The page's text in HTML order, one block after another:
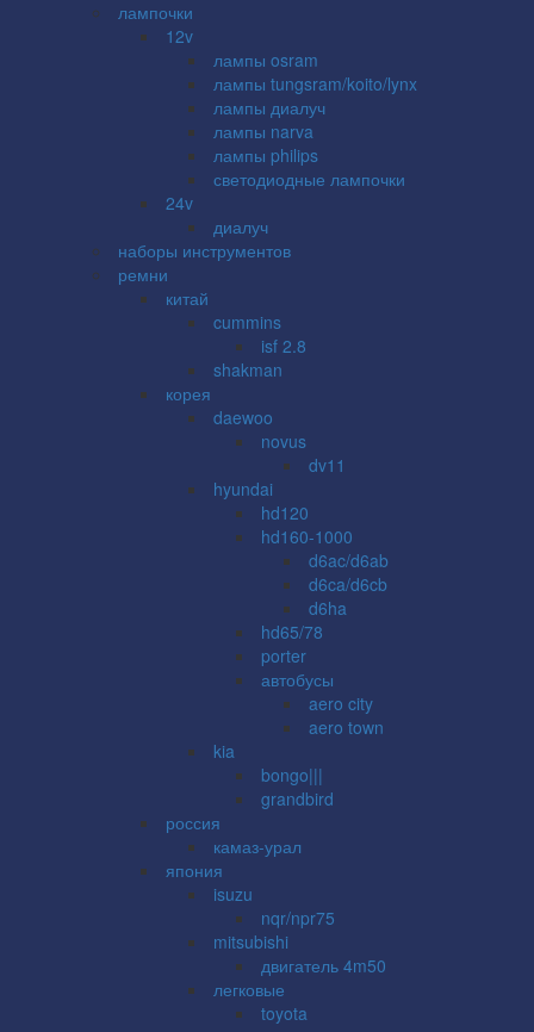
лампочки
12v
лампы osram
лампы tungsram/koito/lynx
лампы диалуч
лампы narva
лампы philips
светодиодные лампочки
24v
диалуч
наборы инструментов
ремни
китай
cummins
isf 2.8
shakman
корея
daewoo
novus
dv11
hyundai
hd120
hd160-1000
d6ac/d6ab
d6ca/d6cb
d6ha
hd65/78
porter
автобусы
aero city
aero town
kia
bongo|||
grandbird
россия
камаз-урал
япония
isuzu
nqr/npr75
mitsubishi
двигатель 4m50
легковые
toyota